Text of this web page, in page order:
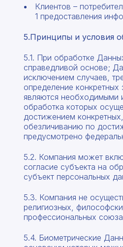
Клиентов –
1 предоставления
5.Принципы и условия
5.1. При обработке
справедливой основе;
исключением случаев,
определение
являются необходимыми
обработка которых
достижением
обезличиванию по
предусмотрено
5.2. Компания может
согласие субъекта на
субъект персональных
5.3. Компания не
религиозных,
профессиональных
5.4. Биометрические